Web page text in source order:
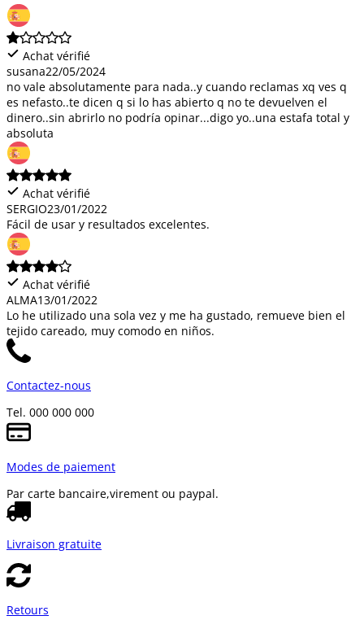
Achat vérifié
susana22/05/2024
no vale absolutamente para nada..y cuando reclamas xq ves q
es nefasto..te dicen q si lo has abierto q no te devuelven el
dinero..sin abrirlo no podría opinar...digo yo..una estafa total y
absoluta
Achat vérifié
SERGIO23/01/2022
Fácil de usar y resultados excelentes.
Achat vérifié
ALMA13/01/2022
Lo he utilizado una sola vez y me ha gustado, remueve bien el
tejido careado, muy comodo en niños.
Contactez-nous
Tel. 000 000 000
Modes de paiement
Par carte bancaire,virement ou paypal.
Livraison gratuite
Retours